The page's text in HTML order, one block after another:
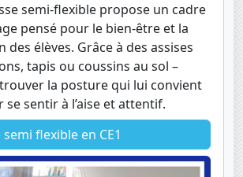
semi-flexible propose un cadre
pensé pour le bien-être et la
élèves. Grâce à des assises
tapis ou coussins au sol –
la posture qui lui convient
se sentir à l’aise et attentif.
semi flexible en CE1